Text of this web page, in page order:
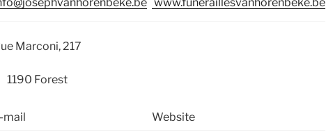
Marconi, 217
1190 Forest
mail
Website